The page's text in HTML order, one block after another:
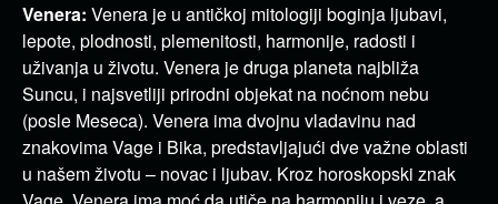
Venera: Venera je u antičkoj mitologiji boginja ljubavi,
lepote, plodnosti, plemenitosti, harmonije, radosti i
uživanja u životu. Venera je druga planeta najbliža
Suncu, i najsvetliji prirodni objekat na noćnom nebu
(posle Meseca). Venera ima dvojnu vladavinu nad
znakovima Vage i Bika, predstavljajući dve važne oblasti
u našem životu – novac i ljubav. Kroz horoskopski znak